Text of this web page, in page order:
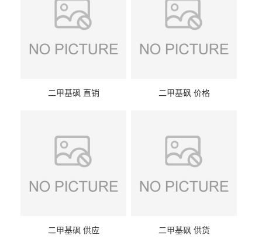
二甲基砜 直销 二甲基砜 价格
二甲基砜 供应 二甲基砜 供货